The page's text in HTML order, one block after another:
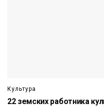
Культура
22 земских работника